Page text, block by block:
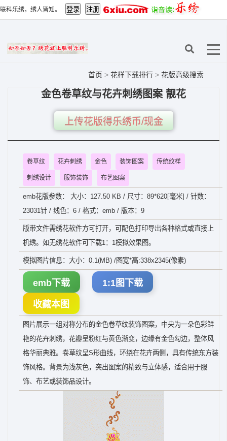
联科乐绣，绣人皆知。
首页 > 花样下载排行 > 花版高级搜索
金色卷草纹与花卉刺绣图案 靓花
上传花版得乐绣币/现金
卷草纹 花卉刺绣 金色 装饰图案 传统纹样
刺绣设计 服饰装饰 布艺图案
emb花版参数： 大小：127.50 KB / 尺寸：89*620[毫米] / 针数：
23031针 / 线色：6 / 格式：emb / 版本：9
版带文件需绣花软件方可打开，可配色打印导出各种格式或直接上
机绣。如无绣花软件可下载1：1模拟效果图。
模拟图片信息：大小：0.1(MB) /图宽*高:338x2345(像素)
emb下载 1:1图下载
收藏本图
图片展示一组对称分布的金色卷草纹装饰图案，中央为一朵色彩鲜
艳的花卉刺绣，花瓣呈粉红与黄色渐变，边缘有金色勾边，整体风
格华丽典雅。卷草纹呈S形曲线，环绕在花卉两侧，具有传统东方装
饰风格。背景为浅灰色，突出图案的精致与立体感，适合用于服
饰、布艺或装饰品设计。